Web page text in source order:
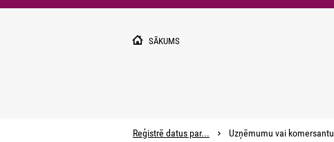
Pārlekt
SĀKUMS
Reģistrē datus par... Uzņēmumu vai komersantu